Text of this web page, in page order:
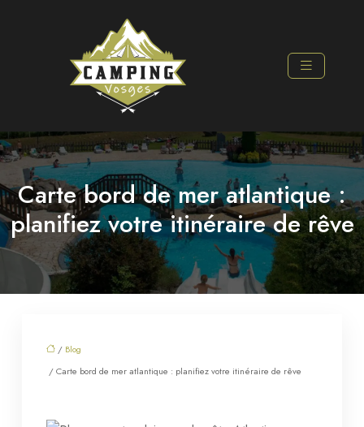
Carte bord de mer atlantique :
planifiez votre itinéraire de rêve
/ Blog
/ Carte bord de mer atlantique : planifiez votre itinéraire de rêve